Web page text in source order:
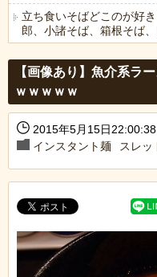
立ち食いそばどこのが好
郎、小諸そば、箱根そば
【画像あり】魚介系ラ
ｗｗｗｗｗ
2015年5月15日22:00:38
インスタント麺
スレッ